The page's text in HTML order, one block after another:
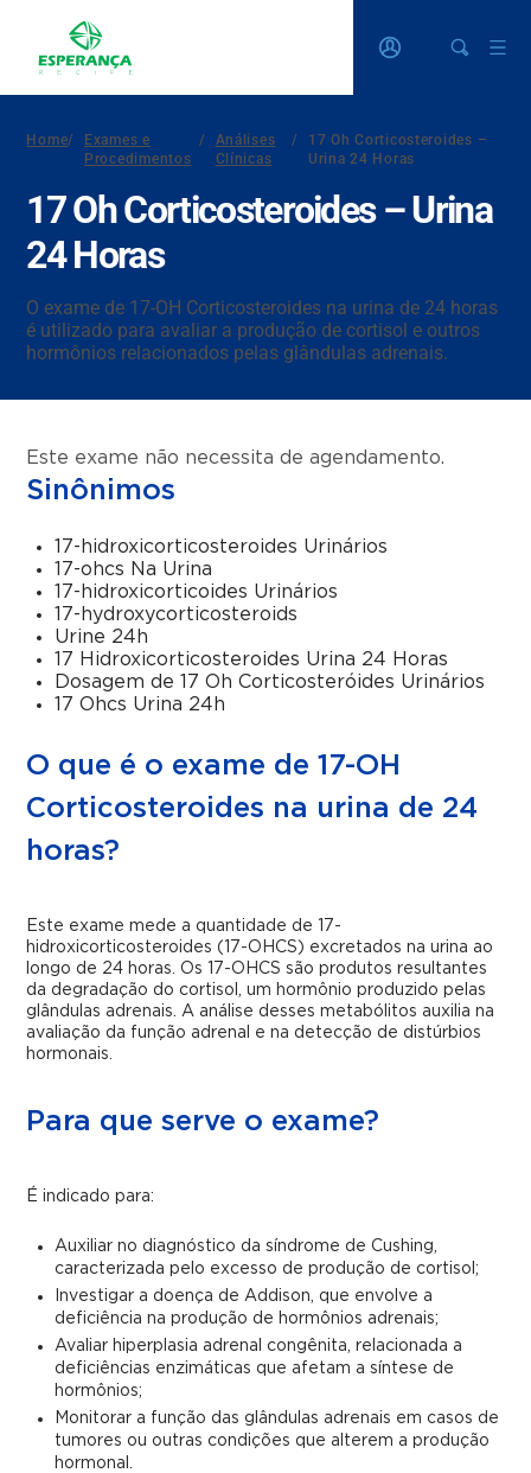
Home/
Exames e
Procedimentos
/
Análises
Clínicas
/
17 Oh Corticosteroides –
Urina 24 Horas
17 Oh Corticosteroides – Urina
24 Horas
O exame de 17-OH Corticosteroides na urina de 24 horas
é utilizado para avaliar a produção de cortisol e outros
hormônios relacionados pelas glândulas adrenais.
Este exame não necessita de agendamento.
Sinônimos
17-hidroxicorticosteroides Urinários
17-ohcs Na Urina
17-hidroxicorticoides Urinários
17-hydroxycorticosteroids
Urine 24h
17 Hidroxicorticosteroides Urina 24 Horas
Dosagem de 17 Oh Corticosteróides Urinários
17 Ohcs Urina 24h
O que é o exame de 17-OH
Corticosteroides na urina de 24
horas?
Este exame mede a quantidade de 17-
hidroxicorticosteroides (17-OHCS) excretados na urina ao
longo de 24 horas. Os 17-OHCS são produtos resultantes
da degradação do cortisol, um hormônio produzido pelas
glândulas adrenais. A análise desses metabólitos auxilia na
avaliação da função adrenal e na detecção de distúrbios
hormonais.
Para que serve o exame?
É indicado para:
Auxiliar no diagnóstico da síndrome de Cushing,
caracterizada pelo excesso de produção de cortisol;
Investigar a doença de Addison, que envolve a
deficiência na produção de hormônios adrenais;
Avaliar hiperplasia adrenal congênita, relacionada a
deficiências enzimáticas que afetam a síntese de
hormônios;
Monitorar a função das glândulas adrenais em casos de
tumores ou outras condições que alterem a produção
hormonal.